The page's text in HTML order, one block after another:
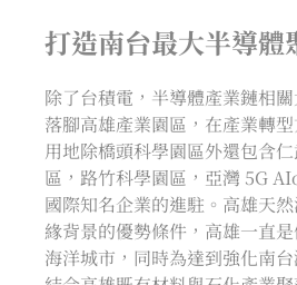
打造南台最大半導體
除了台積電，半導體產業鏈相
落腳高雄產業園區，在產業轉
用地除橋頭科學園區外還包含
區，路竹科學園區，亞灣 5G
國際知名企業的進駐。高雄天
緣背景的優勢條件，高雄一直
海洋城市，同時為達到強化南